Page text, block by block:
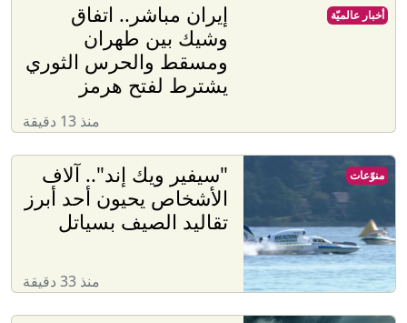
إيران مباشر.. اتفاق
وشيك بين طهران
ومسقط والحرس الثوري
يشترط لفتح هرمز
منذ 13 دقيقة
أخبار عالميّة
"سيفير ويك إند".. آلاف
الأشخاص يحيون أحد أبرز
تقاليد الصيف بسياتل
منذ 33 دقيقة
منوّعات